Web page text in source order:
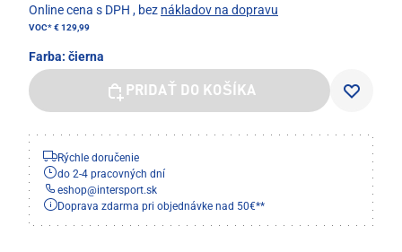
Online cena s DPH , bez nákladov na dopravu
VOC*€ 129,99
Farba: čierna
PRIDAŤ DO KOŠÍKA
Rýchle doručenie
do 2-4 pracovných dní
eshop@intersport.sk
Doprava zdarma pri objednávke nad 50€**